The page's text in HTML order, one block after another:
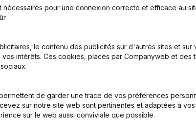
(Nouvelle Personne Morale, Ouverture Succursale,
nécessaires pour une connexion correcte et efficace au
le contenu des publicités sur d'autres sites et sur
intérêts. Ces cookies, placés par Companyweb et des
de garder une trace de vos préférences
sur notre site web sont pertinentes et adaptées à
sur le web aussi conviviale que possible.